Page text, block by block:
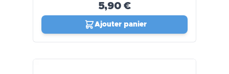
5,90 €
Ajouter panier